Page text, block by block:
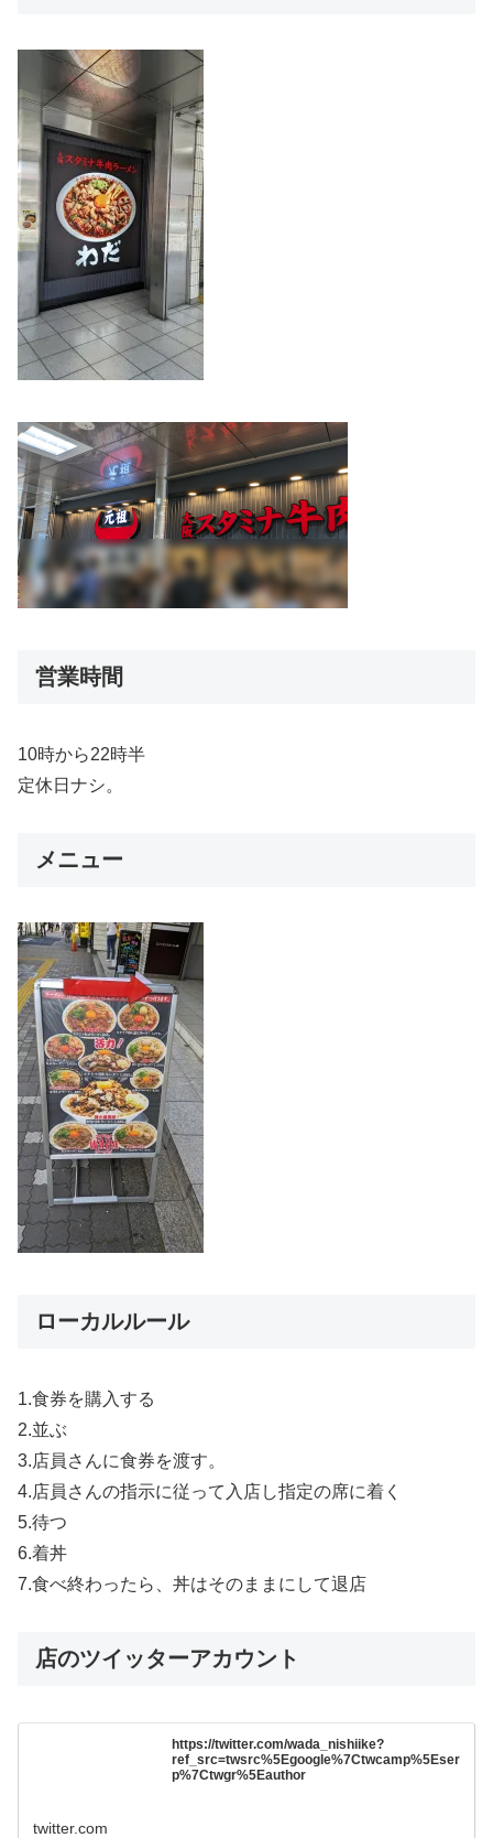
営業時間
10時から22時半
定休日ナシ。
メニュー
ローカルルール
1.食券を購入する
2.並ぶ
3.店員さんに食券を渡す。
4.店員さんの指示に従って入店し指定の席に着く
5.待つ
6.着丼
7.食べ終わったら、丼はそのままにして退店
店のツイッターアカウント
https://twitter.com/wada_nishiike?
ref_src=twsrc%5Egoogle%7Ctwcamp%5Eser
p%7Ctwgr%5Eauthor
twitter.com